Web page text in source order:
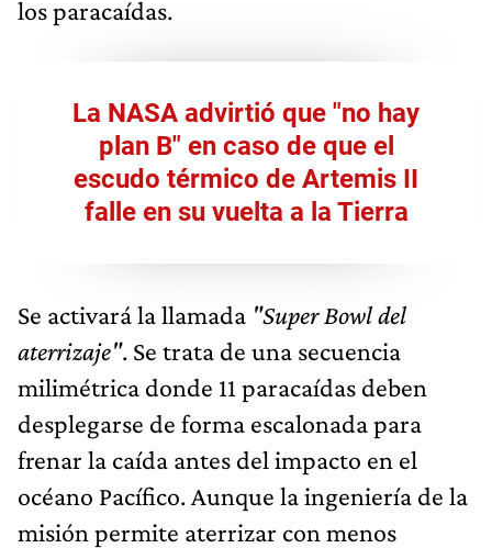
los paracaídas.
La NASA advirtió que "no hay
plan B" en caso de que el
escudo térmico de Artemis II
falle en su vuelta a la Tierra
Se activará la llamada "Super Bowl del
aterrizaje". Se trata de una secuencia
milimétrica donde 11 paracaídas deben
desplegarse de forma escalonada para
frenar la caída antes del impacto en el
océano Pacífico. Aunque la ingeniería de la
misión permite aterrizar con menos